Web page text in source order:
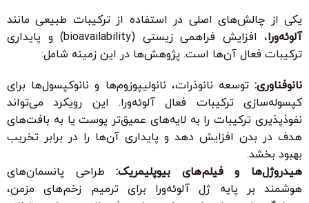
یکی از چالش‌های اصلی در استفاده از ترکیبات طبیعی مانند
آلوئه‌ورا
، افزایش فراهمی زیستی (bioavailability) و پایداری
ترکیبات فعال آن‌ها است. پژوهش‌ها در این زمینه شامل:
نانوفناوری: توسعه نانوذرات، نانولیپوزوم‌ها و نانوکپسول‌ها برای
کپسوله‌سازی ترکیبات فعال آلوئه‌ورا. این رویکرد می‌تواند
نفوذپذیری ترکیبات را به لایه‌های عمیق‌تر پوست یا به بافت‌های
هدف در بدن افزایش دهد و پایداری آن‌ها را در برابر تخریب
بهبود بخشد.
هیدروژل‌ها و فیلم‌های بیوپلیمریک:طراحی پانسمان‌های
هوشمند بر پایه ژل آلوئه‌ورا برای ترمیم زخم‌های مزمن،